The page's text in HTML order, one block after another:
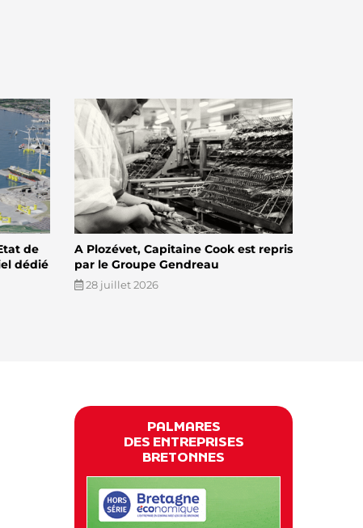
de
dédié
A Plozévet, Capitaine Cook est repris
par le Groupe Gendreau
28 juillet 2026
PALMARES
DES ENTREPRISES
BRETONNES